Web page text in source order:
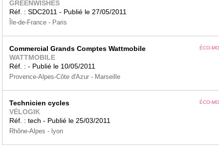
GREENWISHES
Réf. : SDC2011 - Publié le 27/05/2011
Île-de-France - Paris
ÉCO-
Commercial Grands Comptes Wattmobile
WATTMOBILE
Réf. : - Publié le 10/05/2011
Provence-Alpes-Côte d'Azur - Marseille
ÉCO-
Technicien cycles
VÉLOGIK
Réf. : tech - Publié le 25/03/2011
Rhône-Alpes - lyon